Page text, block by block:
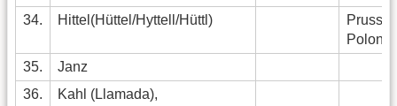
34.
Hittel(Hüttel/Hyttell/Hüttl)
Pruss.
Polonia
35.
Janz
36.
Kahl (Llamada),